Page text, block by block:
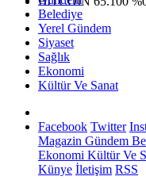
Belediye
Yerel Gündem
Siyaset
Sağlık
Ekonomi
Kültür Ve Sanat
Facebook Twitter
Magazin Gündem
Ekonomi Kültür Ve
Künye İletişim RSS